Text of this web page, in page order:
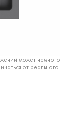
может немного
от реального.